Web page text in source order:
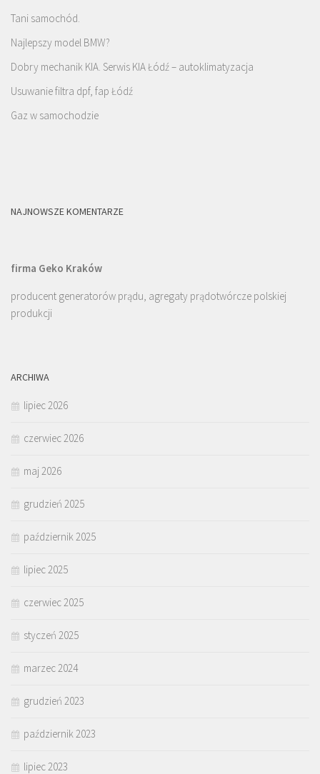
Tani samochód.
Najlepszy model BMW?
Dobry mechanik KIA. Serwis KIA Łódź – autoklimatyzacja
Usuwanie filtra dpf, fap Łódź
Gaz w samochodzie
NAJNOWSZE KOMENTARZE
firma Geko Kraków
producent generatorów prądu, agregaty prądotwórcze polskiej
produkcji
ARCHIWA
lipiec 2026
czerwiec 2026
maj 2026
grudzień 2025
październik 2025
lipiec 2025
czerwiec 2025
styczeń 2025
marzec 2024
grudzień 2023
październik 2023
lipiec 2023